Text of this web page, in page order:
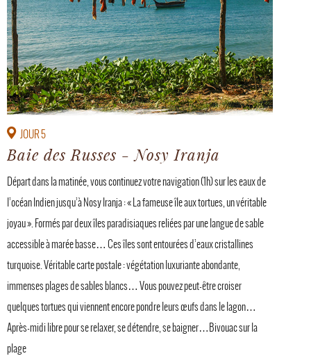
JOUR 5
Baie des Russes - Nosy Iranja
Départ dans la matinée, vous continuez votre navigation (1h) sur les eaux de
l’océan Indien jusqu’à Nosy Iranja : « La fameuse île aux tortues, un véritable
joyau ». Formés par deux îles paradisiaques reliées par une langue de sable
accessible à marée basse… Ces îles sont entourées d’eaux cristallines
turquoise. Véritable carte postale : végétation luxuriante abondante,
immenses plages de sables blancs… Vous pouvez peut-être croiser
quelques tortues qui viennent encore pondre leurs œufs dans le lagon…
Après-midi libre pour se relaxer, se détendre, se baigner…Bivouac sur la
plage